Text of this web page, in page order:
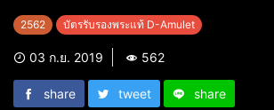
2562 บัตรรับรองพระแท้ D-Amulet
03 ก.ย. 2019 562
share tweet share